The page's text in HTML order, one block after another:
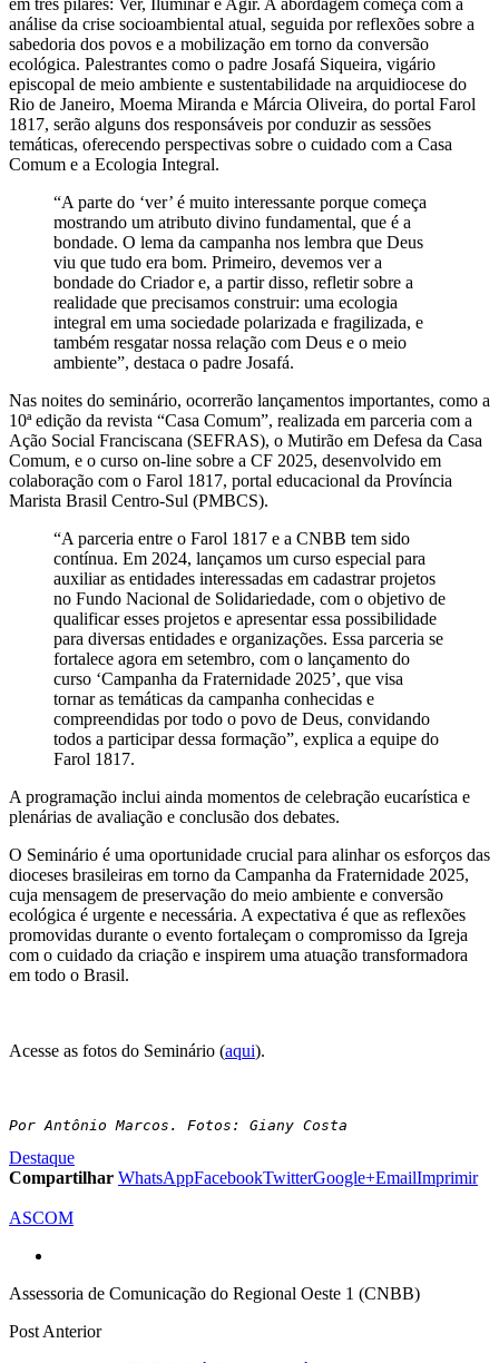
em três pilares: Ver, Iluminar e Agir. A abordagem começa com a
análise da crise socioambiental atual, seguida por reflexões sobre a
sabedoria dos povos e a mobilização em torno da conversão
ecológica. Palestrantes como o padre Josafá Siqueira, vigário
episcopal de meio ambiente e sustentabilidade na arquidiocese do
Rio de Janeiro, Moema Miranda e Márcia Oliveira, do portal Farol
1817, serão alguns dos responsáveis por conduzir as sessões
temáticas, oferecendo perspectivas sobre o cuidado com a Casa
Comum e a Ecologia Integral.
“A parte do ‘ver’ é muito interessante porque começa
mostrando um atributo divino fundamental, que é a
bondade. O lema da campanha nos lembra que Deus
viu que tudo era bom. Primeiro, devemos ver a
bondade do Criador e, a partir disso, refletir sobre a
realidade que precisamos construir: uma ecologia
integral em uma sociedade polarizada e fragilizada, e
também resgatar nossa relação com Deus e o meio
ambiente”, destaca o padre Josafá.
Nas noites do seminário, ocorrerão lançamentos importantes, como a
10ª edição da revista “Casa Comum”, realizada em parceria com a
Ação Social Franciscana (SEFRAS), o Mutirão em Defesa da Casa
Comum, e o curso on-line sobre a CF 2025, desenvolvido em
colaboração com o Farol 1817, portal educacional da Província
Marista Brasil Centro-Sul (PMBCS).
“A parceria entre o Farol 1817 e a CNBB tem sido
contínua. Em 2024, lançamos um curso especial para
auxiliar as entidades interessadas em cadastrar projetos
no Fundo Nacional de Solidariedade, com o objetivo de
qualificar esses projetos e apresentar essa possibilidade
para diversas entidades e organizações. Essa parceria se
fortalece agora em setembro, com o lançamento do
curso ‘Campanha da Fraternidade 2025’, que visa
tornar as temáticas da campanha conhecidas e
compreendidas por todo o povo de Deus, convidando
todos a participar dessa formação”, explica a equipe do
Farol 1817.
A programação inclui ainda momentos de celebração eucarística e
plenárias de avaliação e conclusão dos debates.
O Seminário é uma oportunidade crucial para alinhar os esforços das
dioceses brasileiras em torno da Campanha da Fraternidade 2025,
cuja mensagem de preservação do meio ambiente e conversão
ecológica é urgente e necessária. A expectativa é que as reflexões
promovidas durante o evento fortaleçam o compromisso da Igreja
com o cuidado da criação e inspirem uma atuação transformadora
em todo o Brasil.
Acesse as fotos do Seminário (aqui).
Por Antônio Marcos. Fotos: Giany Costa
Destaque
Compartilhar WhatsAppFacebookTwitterGoogle+EmailImprimir
ASCOM
Assessoria de Comunicação do Regional Oeste 1 (CNBB)
Post Anterior